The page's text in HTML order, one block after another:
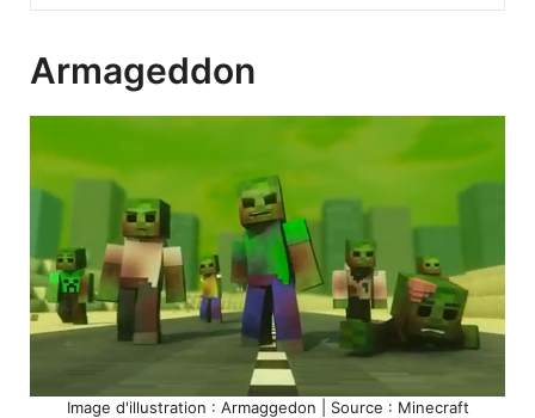
Armageddon
Image d'illustration : Armaggedon | Source : Minecraft